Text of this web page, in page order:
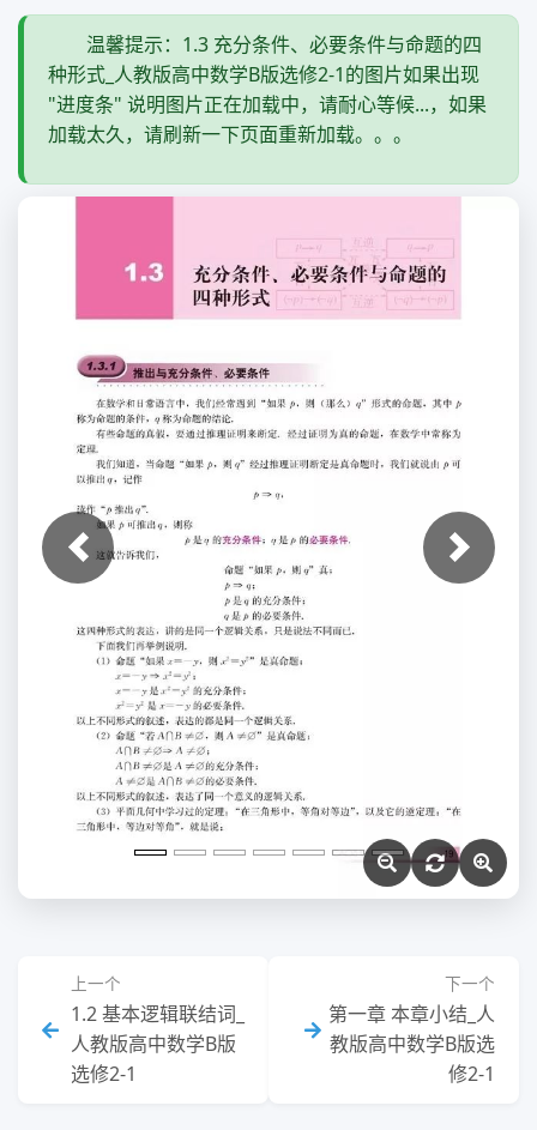
温馨提示：1.3 充分条件、必要条件与命题的四
种形式_人教版高中数学B版选修2-1的图片如果出现
"进度条" 说明图片正在加载中，请耐心等候...，如果
加载太久，请刷新一下页面重新加载。。。
上一张 下一张
上一个
1.2 基本逻辑联结词_
人教版高中数学B版
选修2-1
下一个
第一章 本章小结_人
教版高中数学B版选
修2-1